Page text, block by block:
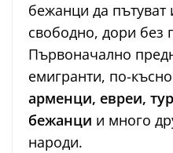
бежанци да пътуват
свободно, дори без
Първоначално
емигранти, по-
арменци, евреи,
бежанци и много
народи.